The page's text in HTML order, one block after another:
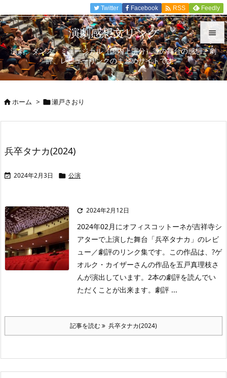


メニュ

Twitter Facebook  RSS Feedly
演劇感想文リンク
演劇、ダンス、ミュージカル（国内上演分）等の舞台の感想、劇
評、レビューリンクのまとめサイトです。
ホーム > 瀬戸さおり
兵卒タナカ(2024)
 2024年2月3日  公演
 2024年2月12日
2024年02月にオフィスコットーネが吉祥寺シ
アターで上演した舞台「兵卒タナカ」のレビ
ュー／劇評のリンク集です。この作品は、?ゲ
オルク・カイザーさんの作品を五戸真理枝さ
んが演出しています。2本の劇評を読んでい
ただくことが出来ます。劇評 ...
記事を読む 兵卒タナカ(2024)